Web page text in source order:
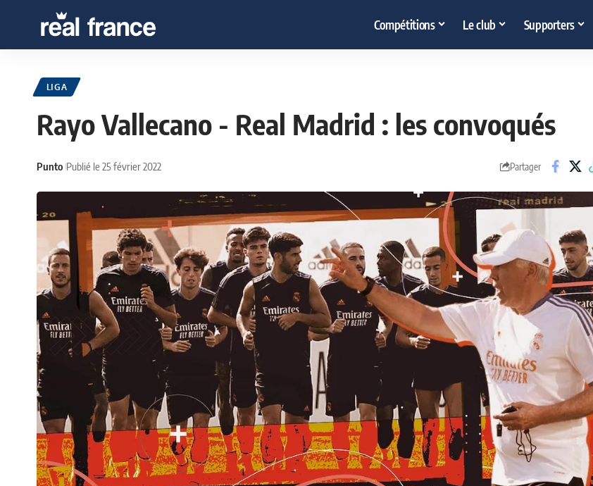
Compétitions Le club Supporters
LIGA
Rayo Vallecano - Real Madrid : les convoqués
Punto Publié le 25 février 2022 Partager